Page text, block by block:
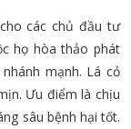
các chủ đầu tư
họ hòa thảo phát
mạnh. Lá cỏ
Ưu điểm là chịu
sâu bệnh hại tốt.